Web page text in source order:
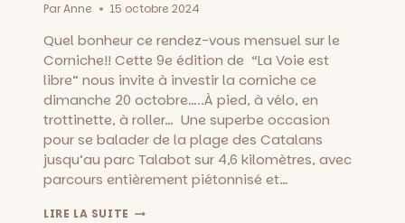
ParAnne 15 octobre 2024
Quel bonheur ce rendez-vous mensuel sur le
Corniche!! Cette 9e édition de “La Voie est
libre” nous invite à investir la corniche ce
dimanche 20 octobre…..À pied, à vélo, en
trottinette, à roller… Une superbe occasion
pour se balader de la plage des Catalans
jusqu’au parc Talabot sur 4,6 kilomètres, avec
parcours entièrement piétonnisé et…
LIRE LA SUITE LA